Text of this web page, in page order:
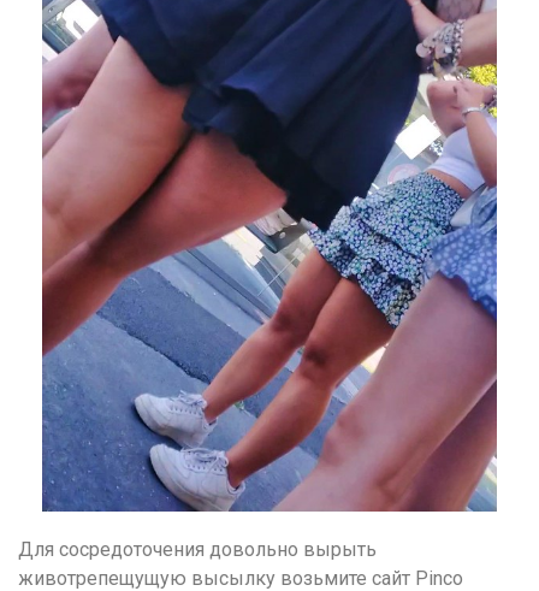
Для сосредоточения довольно вырыть
животрепещущую высылку возьмите сайт Pinco